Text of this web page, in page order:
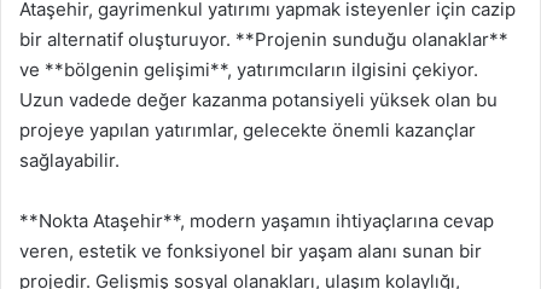
Ataşehir, gayrimenkul yatırımı yapmak isteyenler için cazip
bir alternatif oluşturuyor. **Projenin sunduğu olanaklar**
ve **bölgenin gelişimi**, yatırımcıların ilgisini çekiyor.
Uzun vadede değer kazanma potansiyeli yüksek olan bu
projeye yapılan yatırımlar, gelecekte önemli kazançlar
sağlayabilir.
**Nokta Ataşehir**, modern yaşamın ihtiyaçlarına cevap
veren, estetik ve fonksiyonel bir yaşam alanı sunan bir
projedir. Gelişmiş sosyal olanakları, ulaşım kolaylığı,